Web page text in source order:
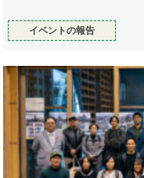
イベントの報告